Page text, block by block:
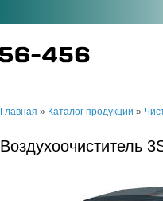
Главная » Каталог продукции »
Воздухоочиститель